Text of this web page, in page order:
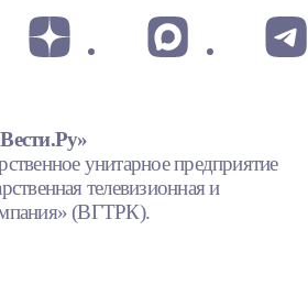
унитарное предприятие
телевизионная и
(ВГТРК).